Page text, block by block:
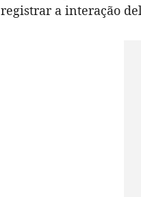
registrar a interação